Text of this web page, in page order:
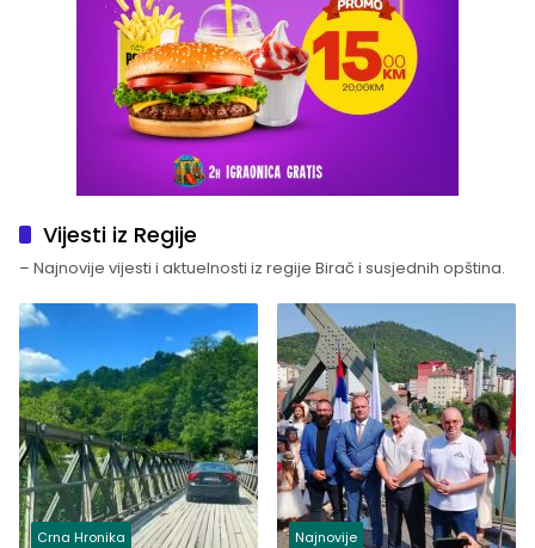
Vijesti iz Regije
– Najnovije vijesti i aktuelnosti iz regije Birač i susjednih opština.
Crna Hronika Najnovije